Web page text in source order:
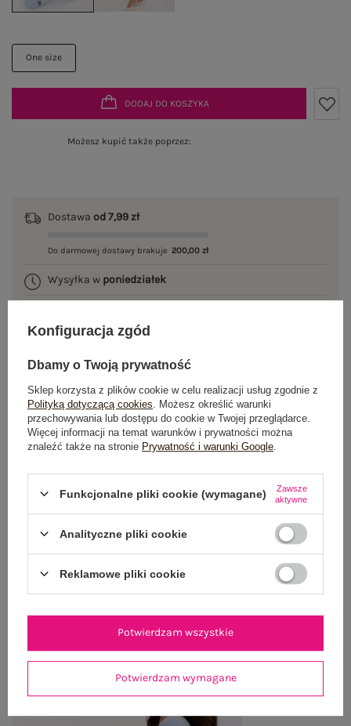
One size
DODAJ DO KOSZYKA
Możesz kupić także poprzez:
Dostawa od 7,99 zł
Do darmowej dostawy brakuje 200,00 zł
Wysyłka w poniedziałek
GŁÓWNE PARAMETRY
WYSYŁKA I DOSTAWA
ZWROTY I REKLAMACJE
OSTATNIO OGLĄDANE
Zobacz wszystko
Konfiguracja zgód
Dbamy o Twoją prywatność
Sklep korzysta z plików cookie w celu realizacji usług zgodnie z
Polityką dotyczącą cookies . Możesz określić warunki
przechowywania lub dostępu do cookie w Twojej przeglądarce.
Więcej informacji na temat warunków i prywatności można
znaleźć także na stronie Prywatność i warunki Google
Funkcjonalne pliki cookie (wymagane)
Zawsze
aktywne
Analityczne pliki cookie
Reklamowe pliki cookie
Potwierdzam wymagane
Potwierdzam wszystkie